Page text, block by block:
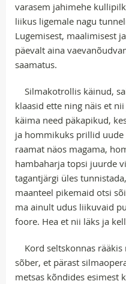
varasem jahimehe
liikus ligemale nagu
Lugemisest, maalimisest
päevalt aina
saamatus.
Silmakotrollis käinud,
klaasid ette ning näis et
käima need päkapikud,
ja hommikuks prillid uude
raamat näos magama,
hambaharja topsi juurde
tagantjärgi üles
maanteel pikemaid otsi
ma ainult udus liikuvaid
foore. Hea et nii läks ja
Kord seltskonnas rääkis
sõber, et pärast
metsas kõndides esimest